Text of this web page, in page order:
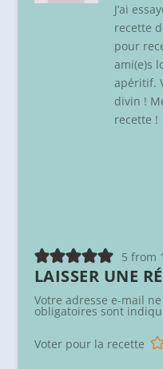
J’ai
recette
pour
ami(e)s
apéritif.
divin !
recette !
5 from
LAISSER UNE
Votre adresse e-mail
obligatoires sont
Voter pour la recette